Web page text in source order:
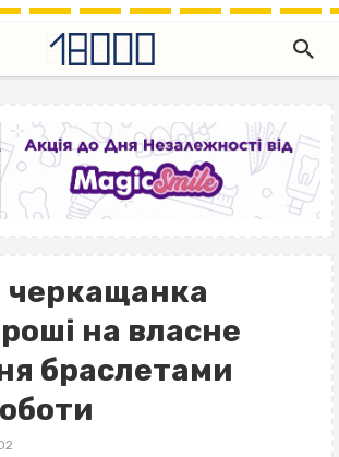
черкащанка
на власне
браслетами